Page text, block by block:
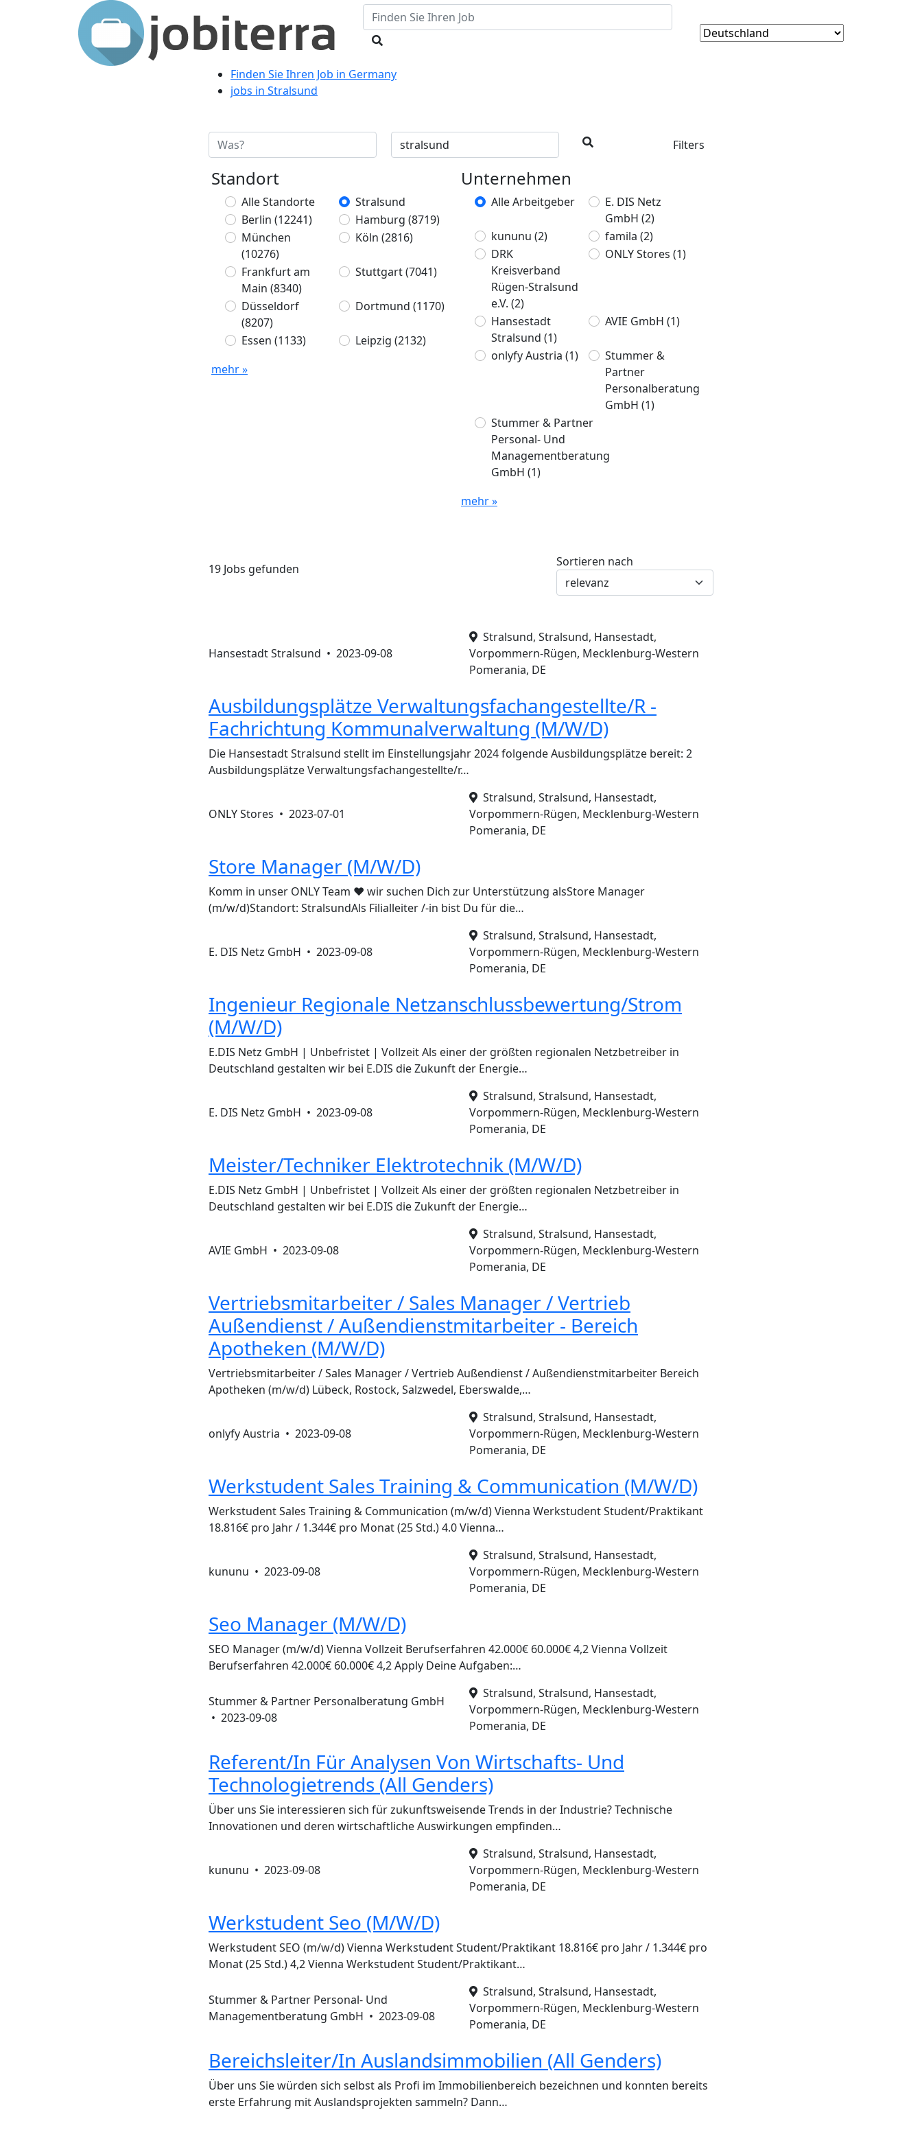
Finden Sie Ihren Job in Germany
jobs in Stralsund
Filters
Standort
Alle Standorte
Stralsund
Berlin (12241) Hamburg (8719)
München
(10276)
Köln (2816)
Frankfurt am
Main (8340)
Stuttgart(7041)
Düsseldorf
(8207)
Dortmund (1170)
Essen (1133) Leipzig (2132)
mehr »
Unternehmen
Alle Arbeitgeber
E. DIS Netz
GmbH (2)
kununu (2) famila (2)
DRK
Kreisverband
Rügen-Stralsund
e.V. (2)
ONLY Stores (1)
Hansestadt
Stralsund (1)
AVIE GmbH (1)
onlyfy Austria (1)
Stummer &
Partner
Personalberatung
GmbH (1)
Stummer & Partner
Personal- Und
Managementberatung
GmbH (1)
mehr »
19 Jobs gefunden Sortieren nach
Hansestadt Stralsund • 2023-09-08
Stralsund, Stralsund, Hansestadt,
Vorpommern-Rügen, Mecklenburg-Western
Pomerania, DE
Ausbildungsplätze Verwaltungsfachangestellte/R -
Fachrichtung Kommunalverwaltung (M/W/D)
Die Hansestadt Stralsund stellt im Einstellungsjahr 2024 folgende Ausbildungsplätze bereit: 2
Ausbildungsplätze Verwaltungsfachangestellte/r…
ONLY Stores • 2023-07-01
Stralsund, Stralsund, Hansestadt,
Vorpommern-Rügen, Mecklenburg-Western
Pomerania, DE
Store Manager (M/W/D)
Komm in unser ONLY Team ❤️ wir suchen Dich zur Unterstützung alsStore Manager
(m/w/d)Standort: StralsundAls Filialleiter /-in bist Du für die…
E. DIS Netz GmbH • 2023-09-08
Stralsund, Stralsund, Hansestadt,
Vorpommern-Rügen, Mecklenburg-Western
Pomerania, DE
Ingenieur Regionale Netzanschlussbewertung/Strom
(M/W/D)
E.DIS Netz GmbH | Unbefristet | Vollzeit Als einer der größten regionalen Netzbetreiber in
Deutschland gestalten wir bei E.DIS die Zukunft der Energie…
E. DIS Netz GmbH • 2023-09-08
Stralsund, Stralsund, Hansestadt,
Vorpommern-Rügen, Mecklenburg-Western
Pomerania, DE
Meister/Techniker Elektrotechnik (M/W/D)
E.DIS Netz GmbH | Unbefristet | Vollzeit Als einer der größten regionalen Netzbetreiber in
Deutschland gestalten wir bei E.DIS die Zukunft der Energie…
AVIE GmbH • 2023-09-08
Stralsund, Stralsund, Hansestadt,
Vorpommern-Rügen, Mecklenburg-Western
Pomerania, DE
Vertriebsmitarbeiter / Sales Manager / Vertrieb
Außendienst / Außendienstmitarbeiter - Bereich
Apotheken (M/W/D)
Vertriebsmitarbeiter / Sales Manager / Vertrieb Außendienst / Außendienstmitarbeiter Bereich
Apotheken (m/w/d) Lübeck, Rostock, Salzwedel, Eberswalde,…
onlyfy Austria • 2023-09-08
Stralsund, Stralsund, Hansestadt,
Vorpommern-Rügen, Mecklenburg-Western
Pomerania, DE
Werkstudent Sales Training & Communication (M/W/D)
Werkstudent Sales Training & Communication (m/w/d) Vienna Werkstudent Student/Praktikant
18.816€ pro Jahr / 1.344€ pro Monat (25 Std.) 4.0 Vienna…
kununu • 2023-09-08
Stralsund, Stralsund, Hansestadt,
Vorpommern-Rügen, Mecklenburg-Western
Pomerania, DE
Seo Manager (M/W/D)
SEO Manager (m/w/d) Vienna Vollzeit Berufserfahren 42.000€ 60.000€ 4,2 Vienna Vollzeit
Berufserfahren 42.000€ 60.000€ 4,2 Apply Deine Aufgaben:…
Stummer & Partner Personalberatung GmbH
• 2023-09-08
Stralsund, Stralsund, Hansestadt,
Vorpommern-Rügen, Mecklenburg-Western
Pomerania, DE
Referent/In Für Analysen Von Wirtschafts- Und
Technologietrends (All Genders)
Über uns Sie interessieren sich für zukunftsweisende Trends in der Industrie? Technische
Innovationen und deren wirtschaftliche Auswirkungen empfinden…
kununu • 2023-09-08
Stralsund, Stralsund, Hansestadt,
Vorpommern-Rügen, Mecklenburg-Western
Pomerania, DE
Werkstudent Seo (M/W/D)
Werkstudent SEO (m/w/d) Vienna Werkstudent Student/Praktikant 18.816€ pro Jahr / 1.344€ pro
Monat (25 Std.) 4,2 Vienna Werkstudent Student/Praktikant…
Stummer & Partner Personal- Und
Managementberatung GmbH • 2023-09-08
Stralsund, Stralsund, Hansestadt,
Vorpommern-Rügen, Mecklenburg-Western
Pomerania, DE
Bereichsleiter/In Auslandsimmobilien (All Genders)
Über uns Sie würden sich selbst als Profi im Immobilienbereich bezeichnen und konnten bereits
erste Erfahrung mit Auslandsprojekten sammeln? Dann…